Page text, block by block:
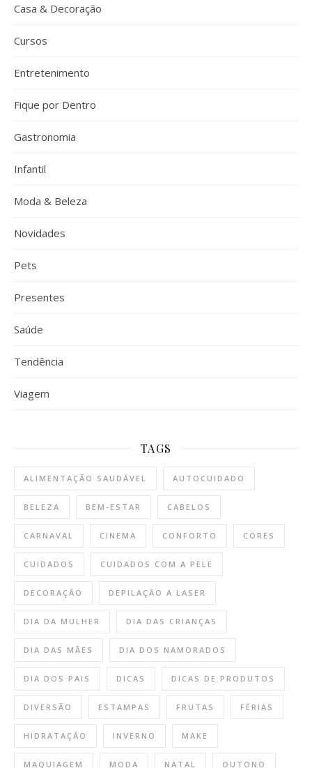
Casa & Decoração
Cursos
Entretenimento
Fique por Dentro
Gastronomia
Infantil
Moda & Beleza
Novidades
Pets
Presentes
Saúde
Tendência
Viagem
TAGS
ALIMENTAÇÃO SAUDÁVEL AUTOCUIDADO
BELEZA BEM-ESTAR CABELOS
CARNAVAL CINEMA CONFORTO CORES
CUIDADOS CUIDADOS COM A PELE
DECORAÇÃO DEPILAÇÃO A LASER
DIA DA MULHER DIA DAS CRIANÇAS
DIA DAS MÃES DIA DOS NAMORADOS
DIA DOS PAIS DICAS DICAS DE PRODUTOS
DIVERSÃO ESTAMPAS FRUTAS FÉRIAS
HIDRATAÇÃO INVERNO MAKE
MAQUIAGEM MODA NATAL OUTONO